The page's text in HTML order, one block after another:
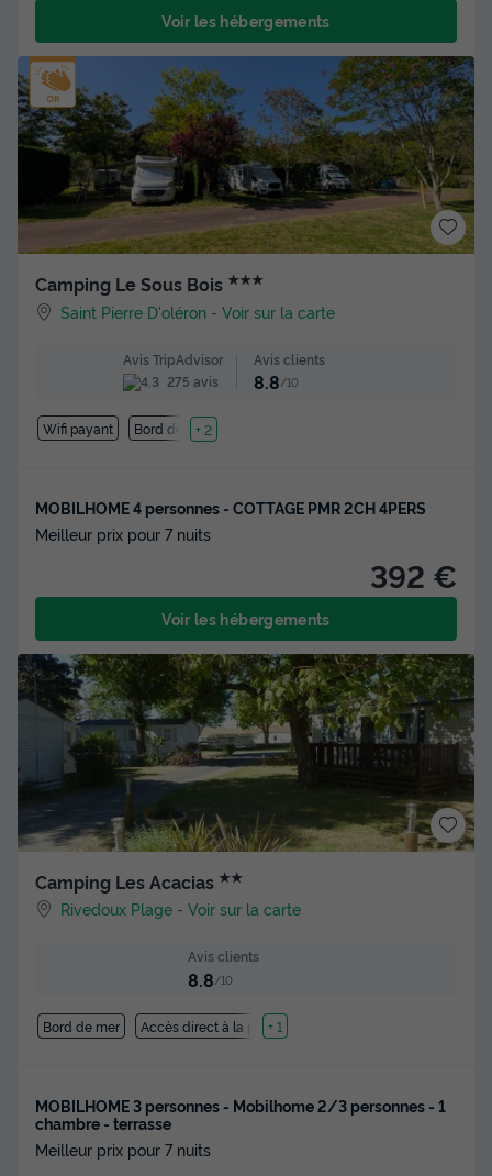
Voir les hébergements
Camping Le Sous Bois ★★★
Saint Pierre D'oléron -Voir sur la carte
Avis TripAdvisor
275 avis
Avis clients
8.8/10
Wifi payant Bord de mer
+ 2
MOBILHOME 4 personnes - COTTAGE PMR 2CH 4PERS
Meilleur prix pour 7 nuits
392 €
Voir les hébergements
Camping Les Acacias ★★
Rivedoux Plage -Voir sur la carte
Avis clients
8.8/10
Bord de mer Accès direct à la plage
+ 1
MOBILHOME 3 personnes - Mobilhome 2/3 personnes - 1
chambre - terrasse
Meilleur prix pour 7 nuits